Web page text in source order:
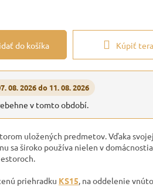
do košíka Kúpiť
08. 2026 do 11. 08. 2026
v tomto období.
uložených predmetov. Vďaka svojej
sa široko používa nielen v
priehradku KS15, na oddelenie